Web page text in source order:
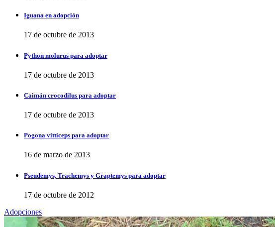
Iguana en adopción
17 de octubre de 2013
Python molurus para adoptar
17 de octubre de 2013
Caimán crocodilus para adoptar
17 de octubre de 2013
Pogona vitticeps para adoptar
16 de marzo de 2013
Pseudemys, Trachemys y Graptemys para adoptar
17 de octubre de 2012
Adopciones